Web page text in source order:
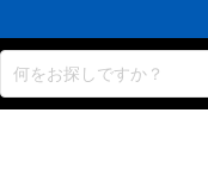
何をお探しですか？